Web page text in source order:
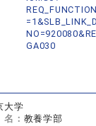
GA030
大学
： 教養学部